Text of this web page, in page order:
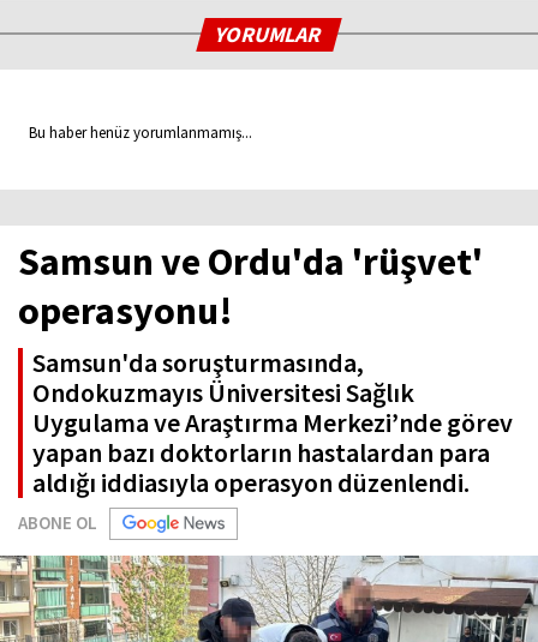
YORUMLAR
Bu haber henüz yorumlanmamış...
Samsun ve Ordu'da 'rüşvet'
operasyonu!
Samsun'da soruşturmasında,
Ondokuzmayıs Üniversitesi Sağlık
Uygulama ve Araştırma Merkezi’nde görev
yapan bazı doktorların hastalardan para
aldığı iddiasıyla operasyon düzenlendi.
ABONE OL